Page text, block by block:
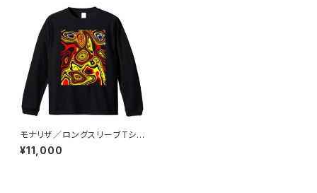
モナリザ／ロングスリーブTシャ
ツ／ブラック
¥11,000